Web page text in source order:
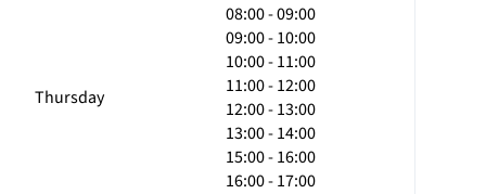
Thursday
08:00 - 09:00
09:00 - 10:00
10:00 - 11:00
11:00 - 12:00
12:00 - 13:00
13:00 - 14:00
15:00 - 16:00
16:00 - 17:00